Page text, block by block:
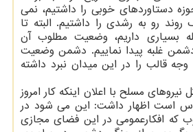
دستاوردهای خوبی را داشتیم، نمی
رو به رشدی را داشتیم. البته تا
بسیاری داریم، وضعیت مطلوب آن
غلبه پیدا نماییم. دشمن وضعیت
وجه قالب را در این میدان نبرد داشته
مسلح با اعلان اینکه کار امروز
است اظهار داشت: این می شود در
که افکارعمومی در این فضای مجازی